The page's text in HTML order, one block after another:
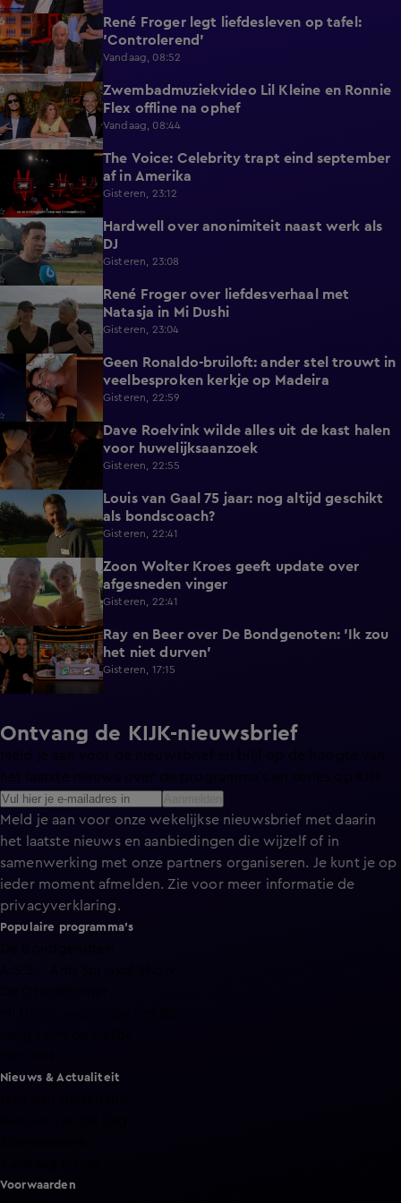
6:43
René Froger legt liefdesleven op tafel:
'Controlerend'
Vandaag, 08:52
1:32
Zwembadmuziekvideo Lil Kleine en Ronnie
Flex offline na ophef
Vandaag, 08:44
The Voice: Celebrity trapt eind september
af in Amerika
Gisteren, 23:12
1:25
Hardwell over anonimiteit naast werk als
DJ
Gisteren, 23:08
René Froger over liefdesverhaal met
Natasja in Mi Dushi
Gisteren, 23:04
1:01
Geen Ronaldo-bruiloft: ander stel trouwt in
veelbesproken kerkje op Madeira
Gisteren, 22:59
1:37
Dave Roelvink wilde alles uit de kast halen
voor huwelijksaanzoek
Gisteren, 22:55
1:16
Louis van Gaal 75 jaar: nog altijd geschikt
als bondscoach?
Gisteren, 22:41
0:59
Zoon Wolter Kroes geeft update over
afgesneden vinger
Gisteren, 22:41
1:45
Ray en Beer over De Bondgenoten: 'Ik zou
het niet durven'
Gisteren, 17:15
Ontvang de KIJK-nieuwsbrief
Meld je aan voor de nieuwsbrief en blijf op de hoogte van
Meld je aan voor onze wekelijkse nieuwsbrief met daarin
het laatste nieuws en aanbiedingen die wijzelf of in
samenwerking met onze partners organiseren. Je kunt je op
ieder moment afmelden. Zie voor meer informatie de
privacyverklaring.
Populaire programma's
Nieuws & Actualiteit
Voorwaarden